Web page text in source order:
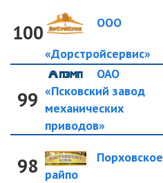
100
ООО
«Дорстройсервис»
99
ОАО
«Псковский завод
механических
приводов»
98
Порховское
райпо